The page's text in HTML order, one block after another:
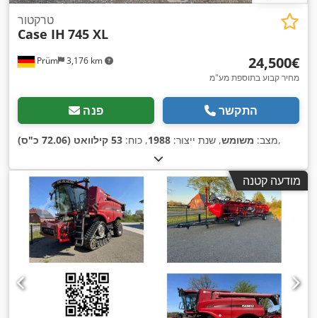
Prüm 3,176 km
טרקטור
Case IH 745 XL
‏24,500 ‏€
מחיר קבוע בתוספת מע"מ
פנה התקשר
מצב: משומש, שנת ייצור: 1988, כוח: 53 קילוואט (72.06 כ"ס) ,
מודעה קטנה